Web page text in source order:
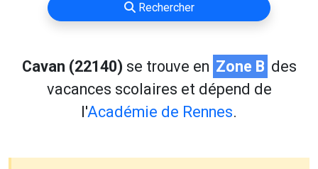
Rechercher
Cavan (22140) se trouve en Zone B des
vacances scolaires et dépend de
l'Académie de Rennes.